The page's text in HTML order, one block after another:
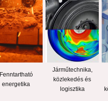
Fenntartható
energetika
Járműtechnika,
közlekedés és
logisztika